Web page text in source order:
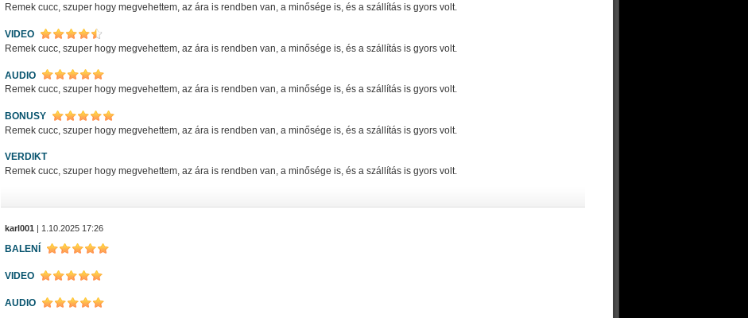
Remek cucc, szuper hogy megvehettem, az ára is rendben van, a minősége is, és a szállítás is gyors volt.
VIDEO
Remek cucc, szuper hogy megvehettem, az ára is rendben van, a minősége is, és a szállítás is gyors volt.
AUDIO
Remek cucc, szuper hogy megvehettem, az ára is rendben van, a minősége is, és a szállítás is gyors volt.
BONUSY
Remek cucc, szuper hogy megvehettem, az ára is rendben van, a minősége is, és a szállítás is gyors volt.
VERDIKT
Remek cucc, szuper hogy megvehettem, az ára is rendben van, a minősége is, és a szállítás is gyors volt.
karl001 | 1.10.2025 17:26
BALENÍ
VIDEO
AUDIO